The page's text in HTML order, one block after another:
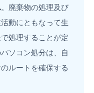
。廃棄物の処理及び
動にともなって生
処理することが定
ソコン処分は、自
ルートを確保する